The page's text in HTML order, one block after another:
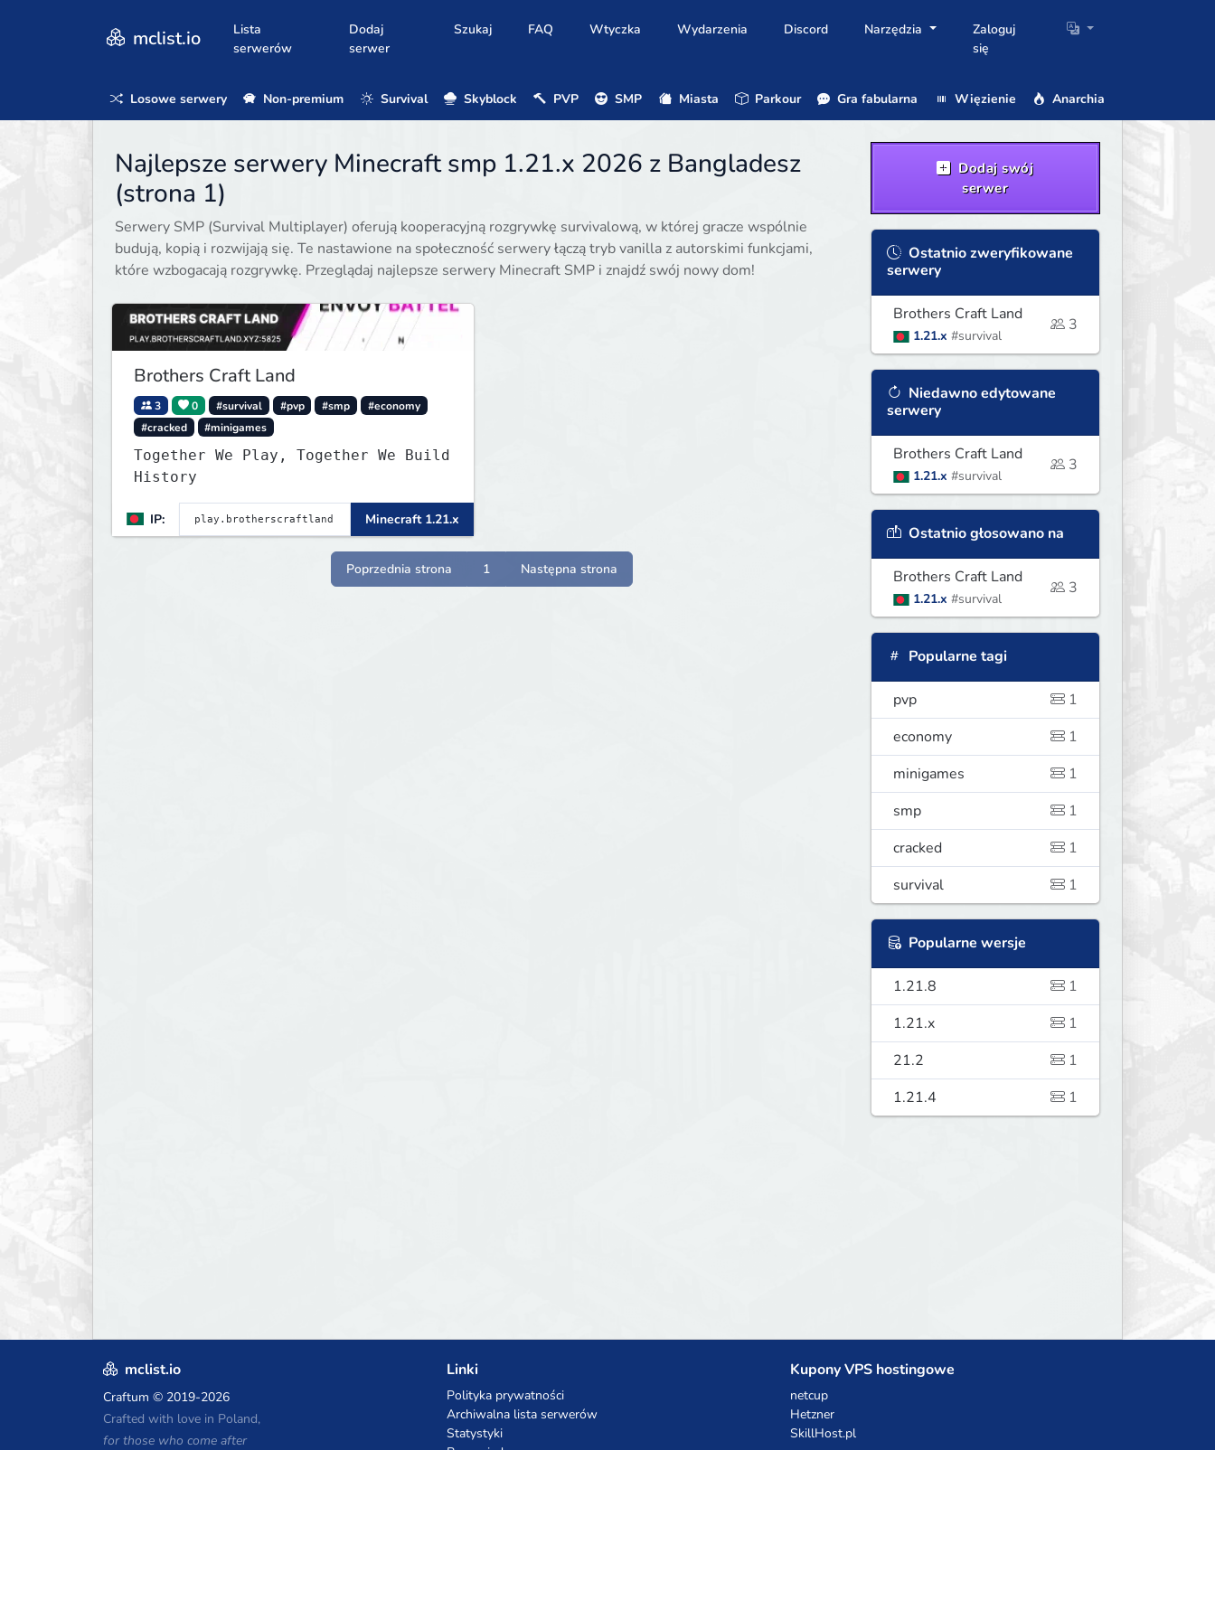
mclist.io
Lista
serwerów
Dodaj
serwer
Szukaj FAQ Wtyczka Wydarzenia Discord Narzędzia
Zaloguj
się
Losowe serwery Non-premium Survival Skyblock PVP SMP Miasta Parkour Gra fabularna Więzienie Anarchia
Najlepsze serwery Minecraft smp 1.21.x 2026 z Bangladesz
(strona 1)
Serwery SMP (Survival Multiplayer) oferują kooperacyjną rozgrywkę survivalową, w której gracze wspólnie
budują, kopią i rozwijają się. Te nastawione na społeczność serwery łączą tryb vanilla z autorskimi funkcjami,
które wzbogacają rozgrywkę. Przeglądaj najlepsze serwery Minecraft SMP i znajdź swój nowy dom!
Brothers Craft Land
3 0 #survival #pvp #smp
#economy
#cracked
#minigames
Together We Play, Together We Build
History
IP: Minecraft 1.21.x
Poprzednia strona 1 Następna strona
Dodaj swój
serwer
Ostatnio zweryfikowane
serwery
Brothers Craft Land
1.21.x #survival
3
Niedawno edytowane
serwery
Brothers Craft Land
1.21.x #survival
3
Ostatnio głosowano na
Brothers Craft Land
1.21.x #survival
3
Popularne tagi
pvp
1
economy
1
minigames
1
smp
1
cracked
1
survival
1
Popularne wersje
1.21.8
1
1.21.x
1
21.2
1
1.21.4
1
mclist.io
Craftum © 2019-2026
Crafted with love in Poland,
for those who come after
Linki
Polityka prywatności
Archiwalna lista serwerów
Statystyki
Baza wiedzy
Kupony VPS hostingowe
netcup
Hetzner
SkillHost.pl